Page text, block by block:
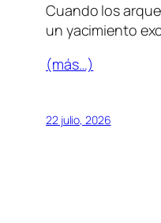
Cuando los
un yacimiento
(más…)
22 julio, 2026